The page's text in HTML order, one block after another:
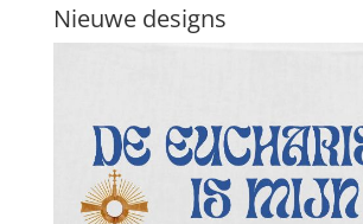
Nieuwe designs